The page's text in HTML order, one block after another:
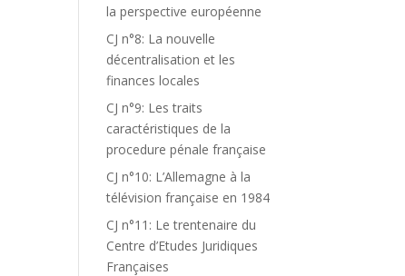
la perspective européenne
CJ n°8: La nouvelle
décentralisation et les
finances locales
CJ n°9: Les traits
caractéristiques de la
procedure pénale française
CJ n°10: L’Allemagne à la
télévision française en 1984
CJ n°11: Le trentenaire du
Centre d’Etudes Juridiques
Françaises